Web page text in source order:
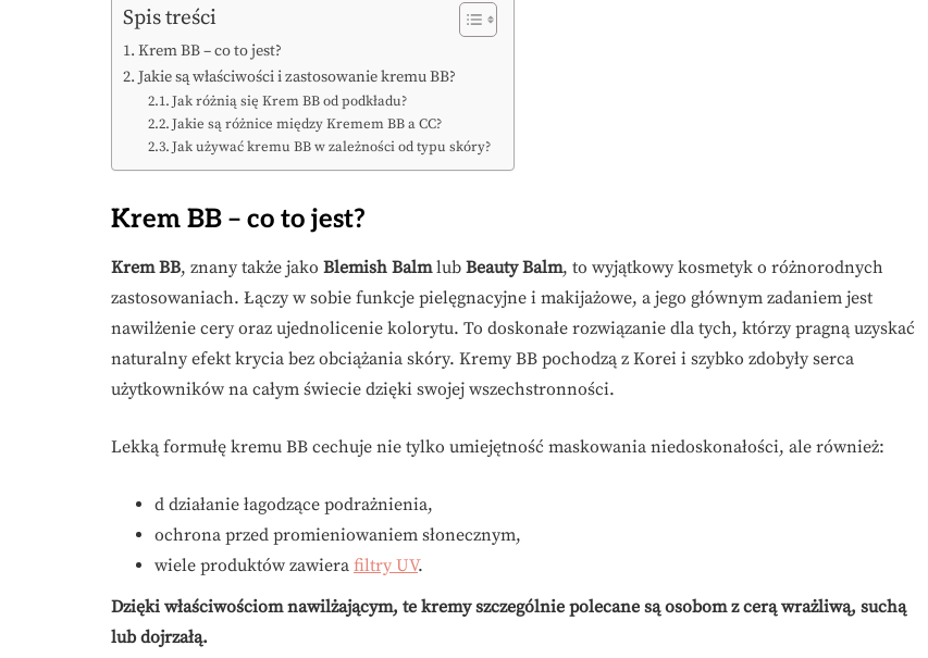
Spis treści
Krem BB – co to jest?
Jakie są właściwości i zastosowanie kremu BB?
Jak różnią się Krem BB od podkładu?
Jakie są różnice między Kremem BB a CC?
Jak używać kremu BB w zależności od typu skóry?
Krem BB – co to jest?
Krem BB, znany także jako Blemish Balmlub Beauty Balm, to wyjątkowy kosmetyk o różnorodnych
zastosowaniach. Łączy w sobie funkcje pielęgnacyjne i makijażowe, a jego głównym zadaniem jest
nawilżenie cery oraz ujednolicenie kolorytu. To doskonałe rozwiązanie dla tych, którzy pragną uzyskać
naturalny efekt krycia bez obciążania skóry. Kremy BB pochodzą z Korei i szybko zdobyły serca
użytkowników na całym świecie dzięki swojej wszechstronności.
Lekką formułę kremu BB cechuje nie tylko umiejętność maskowania niedoskonałości, ale również:
d działanie łagodzące podrażnienia,
ochrona przed promieniowaniem słonecznym,
wiele produktów zawiera filtry UV.
Dzięki właściwościom nawilżającym, te kremy szczególnie polecane są osobom z cerą wrażliwą, suchą
lub dojrzałą.